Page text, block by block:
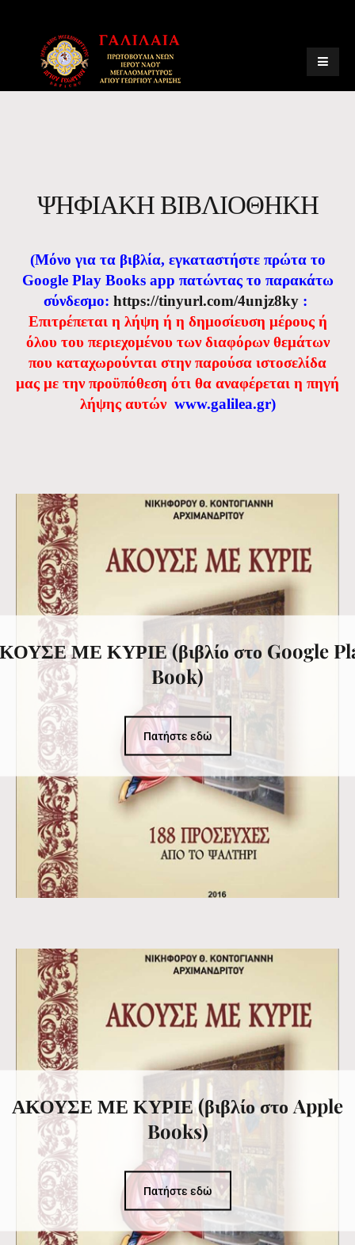
ΨΗΦΙΑΚΗ ΒΙΒΛΙΟΘΗΚΗ
(Μόνο για τα βιβλία, εγκαταστήστε πρώτα το
Google Play Books app πατώντας το παρακάτω
σύνδεσμο: https://tinyurl.com/4unjz8ky :
Eπιτρέπεται η λήψη ή η δημοσίευση μέρους ή
όλου του περιεχομένου των διαφόρων θεμάτων
που καταχωρούνται στην παρούσα ιστοσελίδα
μας με την προϋπόθεση ότι θα αναφέρεται η πηγή
λήψης αυτών www.galilea.gr)
ΜΕ ΚΥΡΙΕ (βιβλίο στο Google
Book)
Πατήστε εδώ
ΑΚΟΥΣΕ ΜΕ ΚΥΡΙΕ (βιβλίο στο Apple
Books)
Πατήστε εδώ